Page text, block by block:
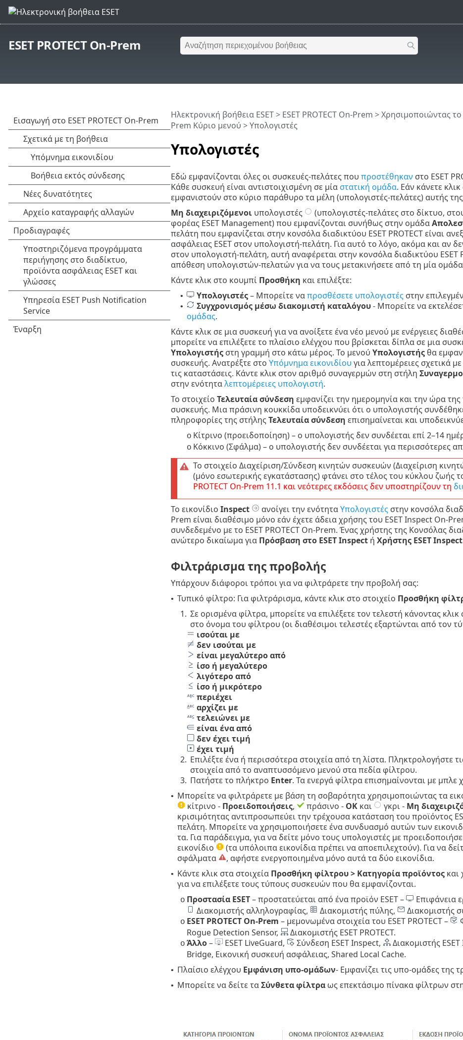
ESET PROTECT On-Prem
Υπολογιστές
Ηλεκτρονική βοήθεια ESET> ESET PROTECT On-Prem >Χρησιμοποιώντας το
Prem Κύριο μενού > Υπολογιστές
Εδώ εμφανίζονται όλες οι συσκευές-πελάτες που προστέθηκαν στο ESET
Κάθε συσκευή είναι αντιστοιχισμένη σε μίαστατική ομάδα. Εάν κάνετε
εμφανιστούν στο κύριο παράθυρο τα μέλη (υπολογιστές-πελάτες) αυτής
Μη διαχειριζόμενοιυπολογιστές
(υπολογιστές-πελάτες στο δίκτυο,
φορέας ESET Management) που εμφανίζονται συνήθως στην ομάδα
πελάτη που εμφανίζεται στην κονσόλα διαδικτύου ESET PROTECT είναι
ασφάλειας ESET στον υπολογιστή-πελάτη. Για αυτό το λόγο, ακόμα και αν
στον υπολογιστή-πελάτη, αυτή αναφέρεται στην κονσόλα διαδικτύου ESET
απόθεση υπολογιστών-πελατών για να τους μετακινήσετε από τη μία
Κάντε κλικ στο κουμπί Προσθήκη και επιλέξτε:
• Υπολογιστές– Μπορείτε ναπροσθέσετε υπολογιστέςστην
• Συγχρονισμός μέσω διακομιστή καταλόγου- Μπορείτε να
ομάδας.
Κάντε κλικ σε μια συσκευή για να ανοίξετε ένα νέο μενού με ενέργειες
μπορείτε να επιλέξετε το πλαίσιο ελέγχου που βρίσκεται δίπλα σε μια
Υπολογιστήςστη γραμμή στο κάτω μέρος. Το μενού Υπολογιστήςθα
συσκευής. Ανατρέξτε στο Υπόμνημα εικονιδίου για λεπτομέρειες σχετικά
τις καταστάσεις. Κάντε κλικ στον αριθμό συναγερμών στη στήλη
στην ενότηταλεπτομέρειες υπολογιστή.
Το στοιχείο Τελευταία σύνδεση εμφανίζει την ημερομηνία και την ώρα
συσκευής. Μια πράσινη κουκκίδα υποδεικνύει ότι ο υπολογιστής
πληροφορίες της στήληςΤελευταία σύνδεση επισημαίνεται και
o Κίτρινο (προειδοποίηση) – ο υπολογιστής δεν συνδέεται επί 2–14
o Κόκκινο (Σφάλμα) – ο υπολογιστής δεν συνδέεται για περισσότερες
Το στοιχείο Διαχείριση/Σύνδεση κινητών συσκευών (Διαχείριση
(μόνο εσωτερικής εγκατάστασης) φτάνει στο τέλος του κύκλου ζωής
PROTECT On-Prem 11.1 και νεότερες εκδόσεις δεν υποστηρίζουν τη
Το εικονίδιο Inspect ανοίγει την ενότηταΥπολογιστέςστην κονσόλα
Prem είναι διαθέσιμο μόνο εάν έχετε άδεια χρήσης του ESET Inspect On-
συνδεδεμένο με το ESET PROTECT On-Prem. Ένας χρήστης της Κονσόλας
ανώτερο δικαίωμα για Πρόσβαση στο ESET Inspectή Χρήστης ESET Inspect
Φιλτράρισμα της προβολής
Υπάρχουν διάφοροι τρόποι για να φιλτράρετε την προβολή σας:
• Τυπικό φίλτρο: Για φιλτράρισμα, κάντε κλικ στο στοιχείο Προσθήκη
1. Σε ορισμένα φίλτρα, μπορείτε να επιλέξετε τον τελεστή κάνοντας
στο όνομα του φίλτρου (οι διαθέσιμοι τελεστές εξαρτώνται από τον
ισούται με
δεν ισούται με
είναι μεγαλύτερο από
ίσο ή μεγαλύτερο
λιγότερο από
ίσο ή μικρότερο
περιέχει
αρχίζει με
τελειώνει με
είναι ένα από
δεν έχει τιμή
έχει τιμή
2. Επιλέξτε ένα ή περισσότερα στοιχεία από τη λίστα. Πληκτρολογήστε
στοιχεία από το αναπτυσσόμενο μενού στα πεδία φίλτρου.
3. Πατήστε το πλήκτρο Enter. Τα ενεργά φίλτρα επισημαίνονται με μπλε
• Μπορείτε να φιλτράρετε με βάση τη σοβαρότητα χρησιμοποιώντας τα
κίτρινο - Προειδοποιήσεις, πράσινο - OKκαι γκρι - Μη
κρισιμότητας αντιπροσωπεύει την τρέχουσα κατάσταση του προϊόντος
πελάτη. Μπορείτε να χρησιμοποιήσετε ένα συνδυασμό αυτών των
τα. Για παράδειγμα, για να δείτε μόνο τους υπολογιστές με
εικονίδιο
(τα υπόλοιπα εικονίδια πρέπει να αποεπιλεχτούν). Για να
σφάλματα
, αφήστε ενεργοποιημένα μόνο αυτά τα δύο εικονίδια.
• Κάντε κλικ στα στοιχεία Προσθήκη φίλτρου > Κατηγορία προϊόντοςκαι
για να επιλέξετε τους τύπους συσκευών που θα εμφανίζονται.
o Προστασία ESET– προστατεύεται από ένα προϊόν ESET – Επιφάνεια
Διακομιστής αλληλογραφίας,
Διακομιστής πύλης, Διακομιστής
o ESET PROTECT On-Prem – μεμονωμένα στοιχεία του ESET PROTECT –
Rogue Detection Sensor,
Διακομιστής ESET PROTECT.
o Άλλο– ESET LiveGuard, Σύνδεση ESET Inspect, Διακομιστής
Bridge, Εικονική συσκευή ασφάλειας, Shared Local Cache.
• Πλαίσιο ελέγχου Εμφάνιση υπο-ομάδων- Εμφανίζει τις υπο-ομάδες της
• Μπορείτε να δείτε ταΣύνθετα φίλτραως επεκτάσιμο πίνακα φίλτρων